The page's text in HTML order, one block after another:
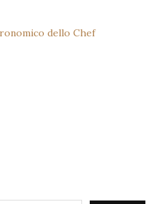
dello Chef